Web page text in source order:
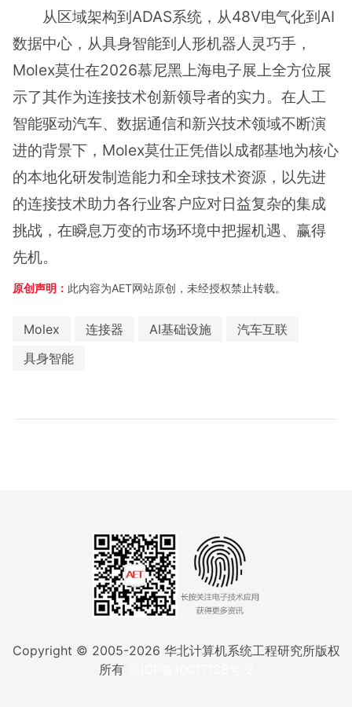
从区域架构到ADAS系统，从48V电气化到AI
数据中心，从具身智能到人形机器人灵巧手，
Molex莫仕在2026慕尼黑上海电子展上全方位展
示了其作为连接技术创新领导者的实力。在人工
智能驱动汽车、数据通信和新兴技术领域不断演
进的背景下，Molex莫仕正凭借以成都基地为核心
的本地化研发制造能力和全球技术资源，以先进
的连接技术助力各行业客户应对日益复杂的集成
挑战，在瞬息万变的市场环境中把握机遇、赢得
先机。
原创声明： 此内容为AET网站原创，未经授权禁止转载。
Molex 连接器 AI基础设施
汽车互联
具身智能
Copyright © 2005-2026 华北计算机系统工程研究所版权
所有